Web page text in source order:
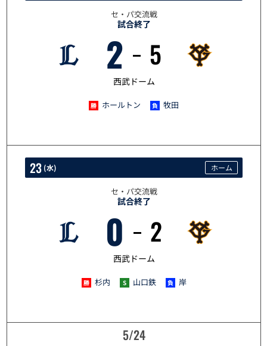
5/22
セ・パ交流戦
試合終了
2 5
西武ドーム
ホールトン 牧田
5/23
23 (水) ホーム
セ・パ交流戦
試合終了
0 2
西武ドーム
杉内 山口鉄 岸
5/24